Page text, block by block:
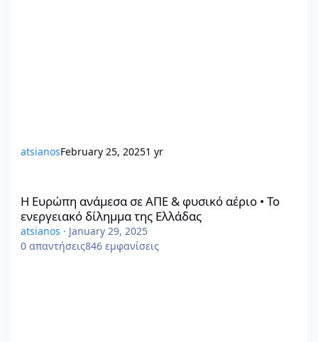
atsianosFebruary 25, 20251 yr
Η Ευρώπη ανάμεσα σε ΑΠΕ & φυσικό αέριο • Το
ενεργειακό δίλημμα της Ελλάδας
atsianos · January 29, 2025
0 απαντήσεις846 εμφανίσεις